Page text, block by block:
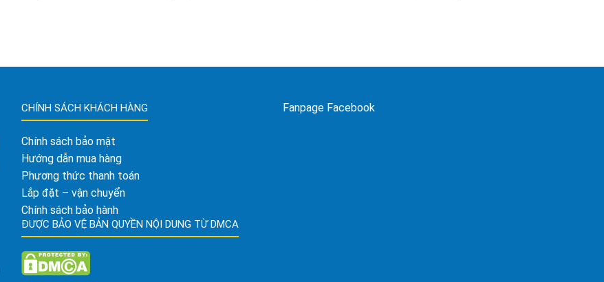
CHÍNH SÁCH KHÁCH HÀNG
Chính sách bảo mật
Hướng dẫn mua hàng
Phương thức thanh toán
Lắp đặt – vận chuyển
Chính sách bảo hành
ĐƯỢC BẢO VỆ BẢN QUYỀN NỘI DUNG TỪ DMCA
Fanpage Facebook